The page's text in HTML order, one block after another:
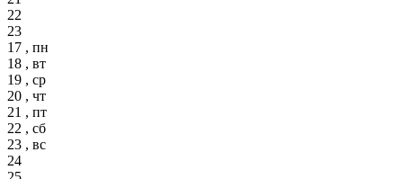
22
23
17 , пн
18 , вт
19 , ср
20 , чт
21 , пт
22 , сб
23 , вс
24